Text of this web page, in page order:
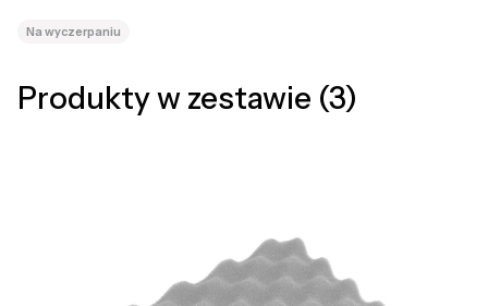
Na wyczerpaniu
Produkty w zestawie (3)